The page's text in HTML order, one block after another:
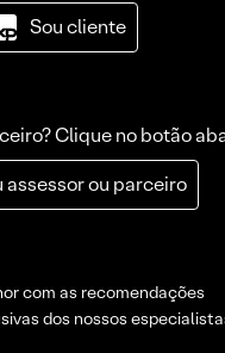
Sou cliente
Clique no botão
assessor ou parceiro
com as recomendações
dos nossos